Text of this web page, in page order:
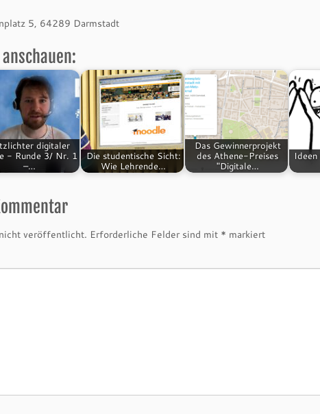
5, 64289 Darmstadt
digitaler
- Runde 3/ Nr. 1
–…
Die studentische Sicht:
Wie Lehrende…
Das Gewinnerprojekt
des Athene-Preises
"Digitale…
veröffentlicht. Erforderliche Felder sind mit * markiert